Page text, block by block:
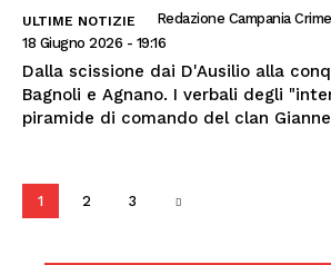
ULTIME NOTIZIE Redazione Campania
18 Giugno 2026 - 19:16
Dalla scissione dai D'Ausilio alla
Bagnoli e Agnano. I verbali degli
piramide di comando del clan
1 2 3